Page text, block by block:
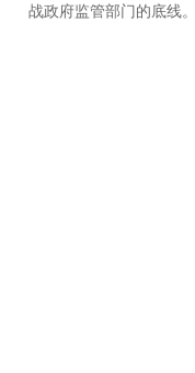
战政府监管部门的底线。